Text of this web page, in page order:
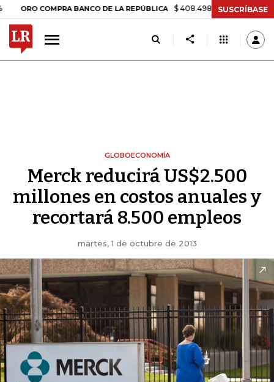
COMPRA BANCO DE LA REPÚBLICA $ 408.498,97 +$ 8.753,81 +2,19%
SUSCRÍBASE
GLOBOECONOMÍA
Merck reducirá US$2.500
millones en costos anuales y
recortará 8.500 empleos
martes, 1 de octubre de 2013